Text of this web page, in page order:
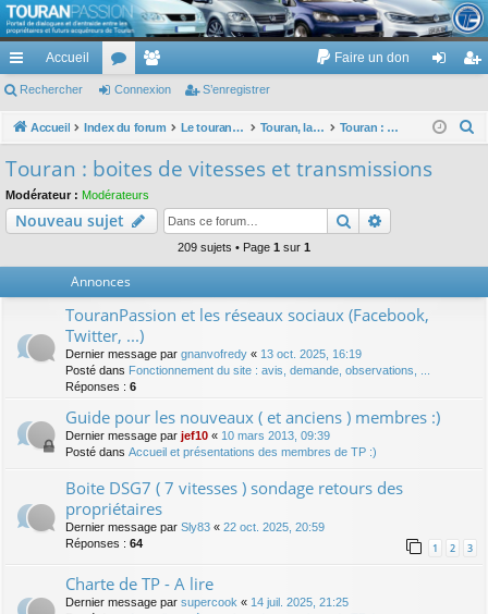
TouranPassion
Le forum des propriétaires ou futurs acquéreurs du Volkswagen Touran
cc
ès
pi
de
Accueil
or
u
e
m
Faire un don
ne nr
Rechercher Connexion S’enregistrer
Accueil Index du forum Le touran dans ses versions I (V1 V2 V3) et II ... Touran, la mécanique : moteurs, boites, transmissions, freins, direction, roues Touran : boites de vitesses et transmissions
c
Touran : boites de vitesses et transmissions
Modérateur : Modérateurs
Nouveau sujet Rechercher
209 sujets • Page 1 sur 1
Annonces
TouranPassion et les réseaux sociaux (Facebook,
Twitter, ...)
Dernier message par gnanvofredy « 13 oct. 2025, 16:19
Posté dans Fonctionnement du site : avis, demande, observations, ...
Réponses : 6
Guide pour les nouveaux ( et anciens ) membres :)
Dernier message par jef10 « 10 mars 2013, 09:39
Posté dans Accueil et présentations des membres de TP :)
Boite DSG7 ( 7 vitesses ) sondage retours des
propriétaires
Dernier message par Sly83 « 22 oct. 2025, 20:59
Réponses : 64 1 2 3
Charte de TP - A lire
Dernier message par supercook « 14 juil. 2025, 21:25